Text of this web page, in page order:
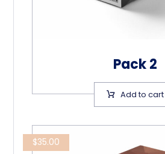
Pack 2
Add to cart
$35.00